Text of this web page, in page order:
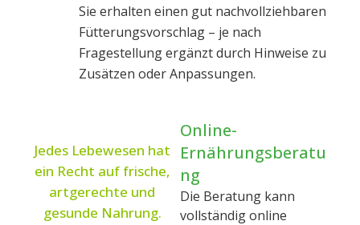
Sie erhalten einen gut nachvollziehbaren
Fütterungsvorschlag – je nach
Fragestellung ergänzt durch Hinweise zu
Zusätzen oder Anpassungen.
Jedes Lebewesen hat
ein Recht auf frische,
artgerechte und
gesunde Nahrung.
Online-
Ernährungsberatu
ng
Die Beratung kann
vollständig online